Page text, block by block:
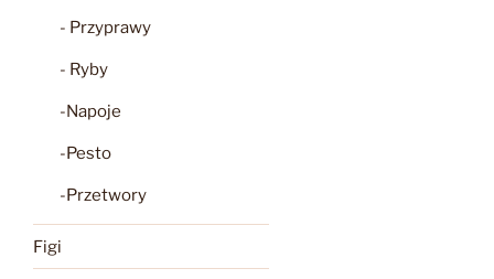
- Przyprawy
- Ryby
-Napoje
-Pesto
-Przetwory
Figi